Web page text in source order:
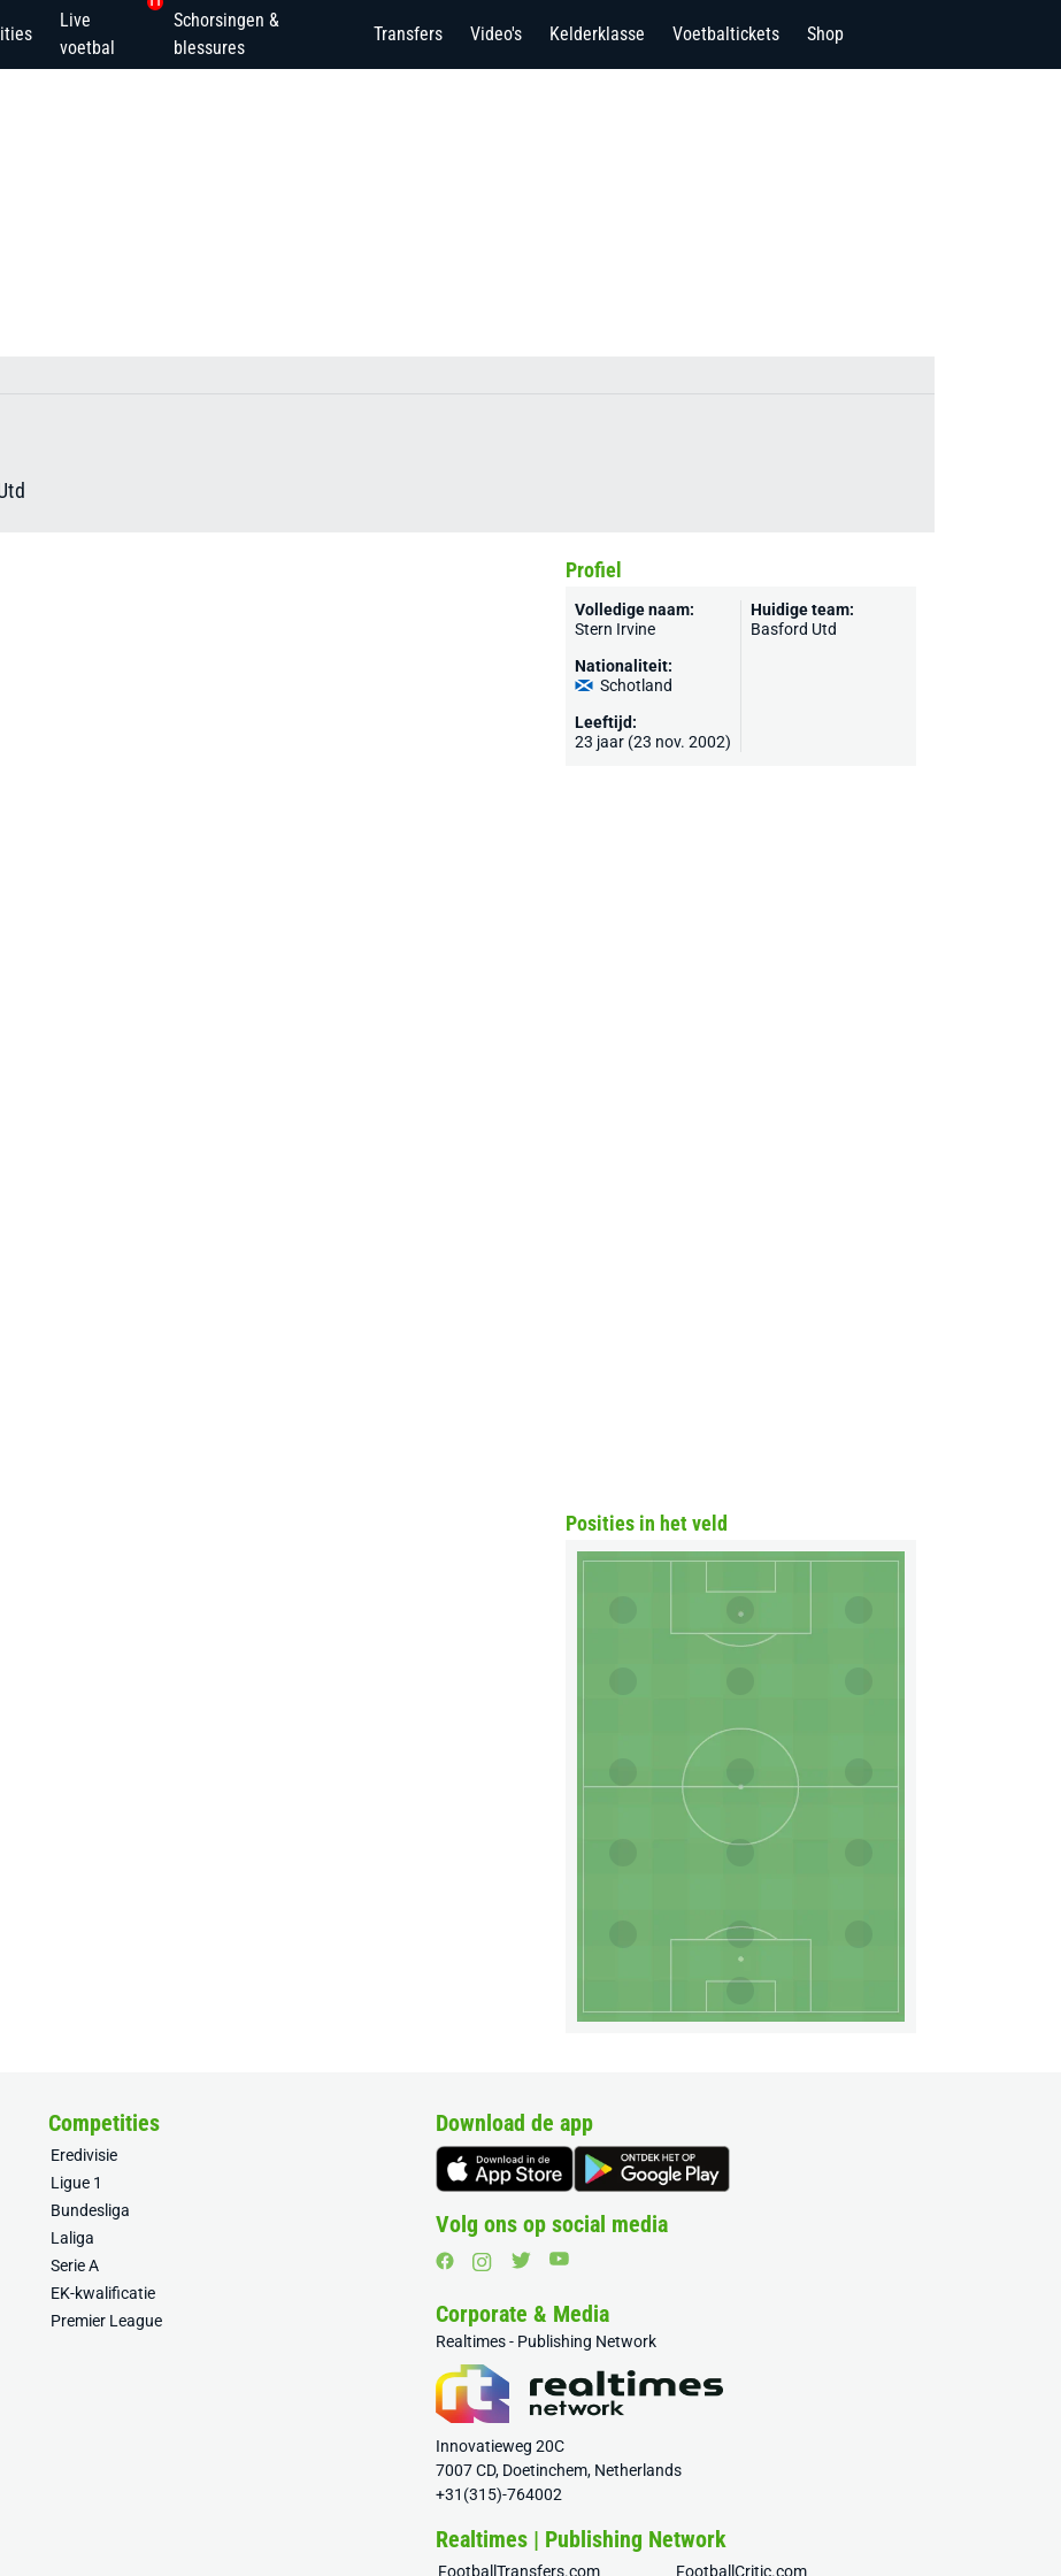
Live
voetbal
Schorsingen &
blessures
Transfers Video's Kelderklasse Voetbaltickets Shop
Profiel
Volledige naam:
Stern Irvine
Nationaliteit:
Schotland
Leeftijd:
23 jaar (23 nov. 2002)
Huidige team:
Basford Utd
Posities in het veld
Competities
Eredivisie
Ligue 1
Bundesliga
Laliga
Serie A
EK-kwalificatie
Premier League
Download de app
Volg ons op social media
Corporate & Media
Realtimes - Publishing Network
Innovatieweg 20C
7007 CD, Doetinchem, Netherlands
+31(315)-764002
Realtimes | Publishing Network
FootballTransfers.com FootballCritic.com